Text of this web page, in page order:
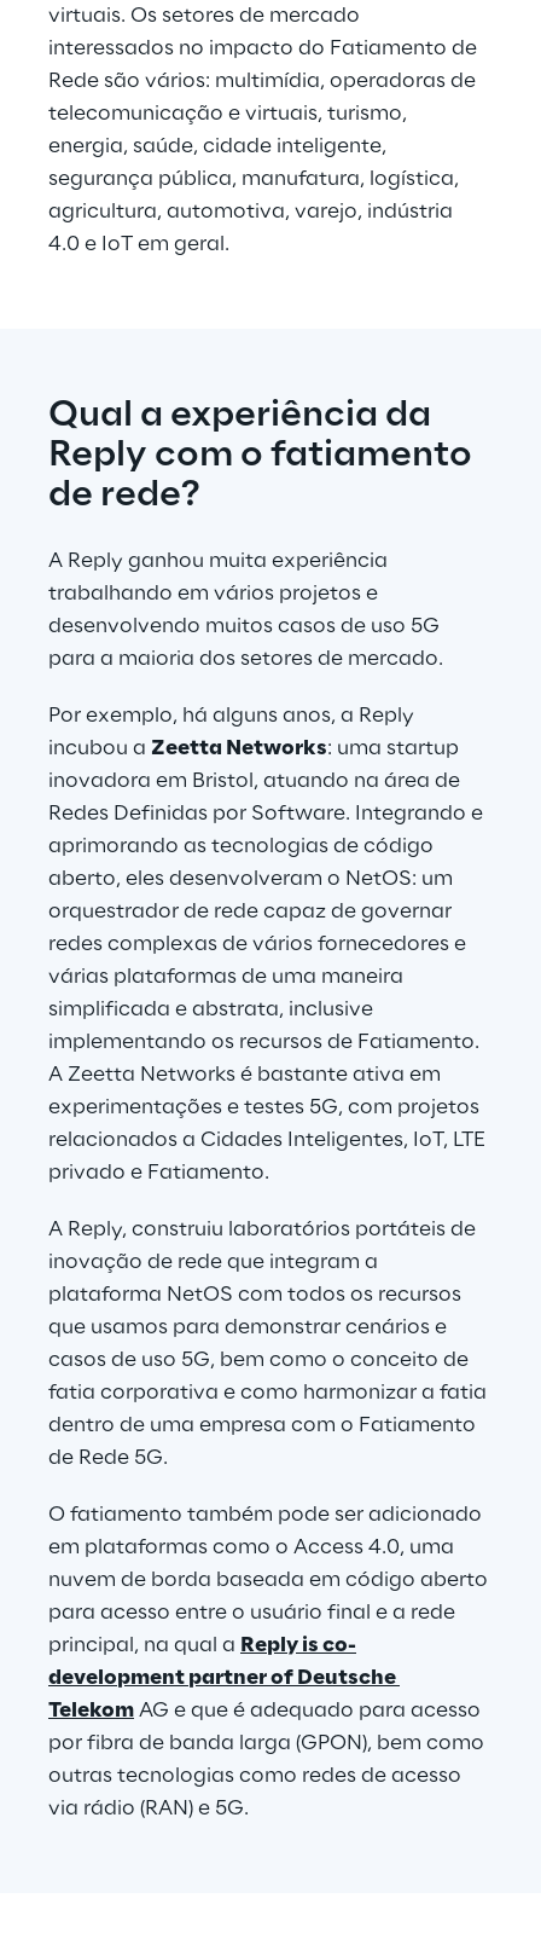
virtuais. Os setores de mercado
interessados no impacto do Fatiamento de
Rede são vários: multimídia, operadoras de
telecomunicação e virtuais, turismo,
energia, saúde, cidade inteligente,
segurança pública, manufatura, logística,
agricultura, automotiva, varejo, indústria
4.0 e IoT em geral.
Qual a experiência da
Reply com o fatiamento
de rede?
A Reply ganhou muita experiência
trabalhando em vários projetos e
desenvolvendo muitos casos de uso 5G
para a maioria dos setores de mercado.
Por exemplo, há alguns anos, a Reply
incubou a Zeetta Networks: uma startup
inovadora em Bristol, atuando na área de
Redes Definidas por Software. Integrando e
aprimorando as tecnologias de código
aberto, eles desenvolveram o NetOS: um
orquestrador de rede capaz de governar
redes complexas de vários fornecedores e
várias plataformas de uma maneira
simplificada e abstrata, inclusive
implementando os recursos de Fatiamento.
A Zeetta Networks é bastante ativa em
experimentações e testes 5G, com projetos
relacionados a Cidades Inteligentes, IoT, LTE
privado e Fatiamento.
A Reply, construiu laboratórios portáteis de
inovação de rede que integram a
plataforma NetOS com todos os recursos
que usamos para demonstrar cenários e
casos de uso 5G, bem como o conceito de
fatia corporativa e como harmonizar a fatia
dentro de uma empresa com o Fatiamento
de Rede 5G.
O fatiamento também pode ser adicionado
em plataformas como o Access 4.0, uma
nuvem de borda baseada em código aberto
para acesso entre o usuário final e a rede
principal, na qual a Reply is co-
development partner of Deutsche
Telekom AG e que é adequado para acesso
por fibra de banda larga (GPON), bem como
outras tecnologias como redes de acesso
via rádio (RAN) e 5G.